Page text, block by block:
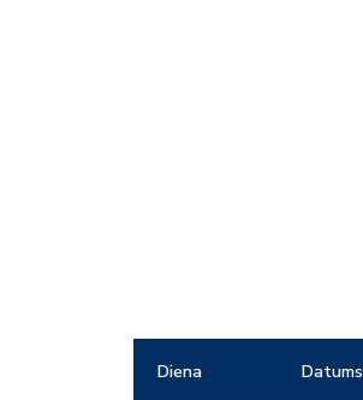
Diena Datums